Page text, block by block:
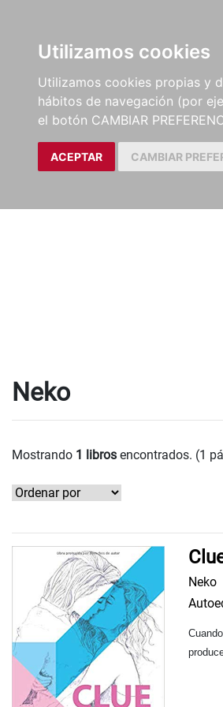
Utilizamos cookies
Utilizamos cookies propias y
hábitos de navegación (por
el botón CAMBIAR
ACEPTAR CAMBIAR
Neko
Mostrando 1 libros encontrados. (1
Neko